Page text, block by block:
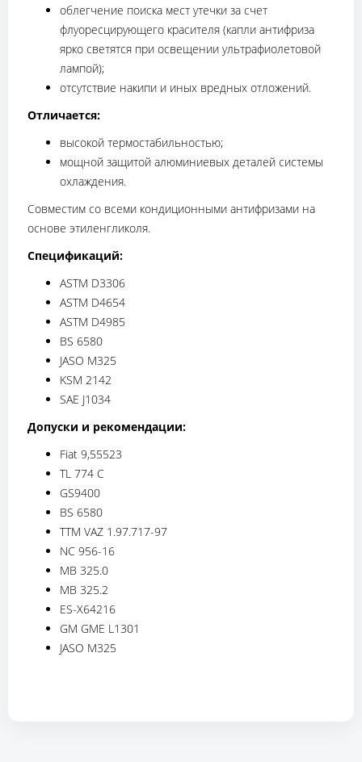
облегчение поиска мест утечки за счет
флуоресцирующего красителя (капли антифриза
ярко светятся при освещении ультрафиолетовой
лампой);
отсутствие накипи и иных вредных отложений.
Отличается:
высокой термостабильностью;
мощной защитой алюминиевых деталей системы
охлаждения.
Совместим со всеми кондиционными антифризами на
основе этиленгликоля.
Спецификаций:
ASTM D3306
ASTM D4654
ASTM D4985
BS 6580
JASO M325
KSM 2142
SAE J1034
Допуски и рекомендации:
Fiat 9,55523
TL 774 C
GS9400
BS 6580
TTM VAZ 1.97.717-97
NC 956-16
MB 325.0
MB 325.2
ES-X64216
GM GME L1301
JASO M325